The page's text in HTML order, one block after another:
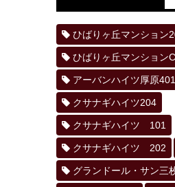
ひばりヶ丘マンション
ひばりヶ丘マンション
アーバンハイツ厚原401
クサナギハイツ204
クサナギハイツ 101
クサナギハイツ 202
グランドール・サン三